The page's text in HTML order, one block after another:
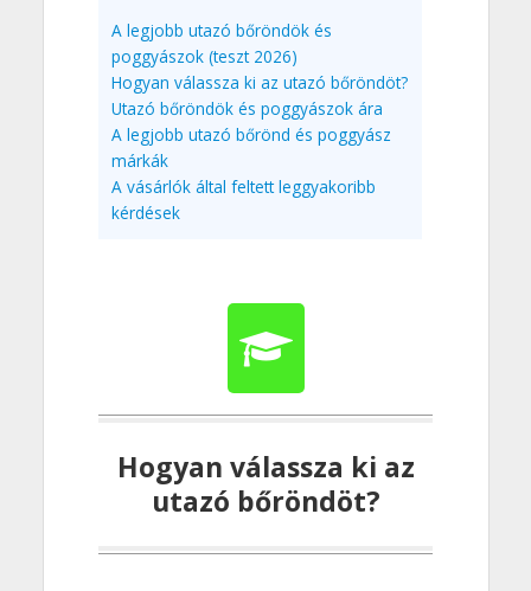
A legjobb utazó bőröndök és
poggyászok (teszt 2026)
Hogyan válassza ki az utazó bőröndöt?
Utazó bőröndök és poggyászok ára
A legjobb utazó bőrönd és poggyász
márkák
A vásárlók által feltett leggyakoribb
kérdések
Hogyan válassza ki az
utazó bőröndöt?